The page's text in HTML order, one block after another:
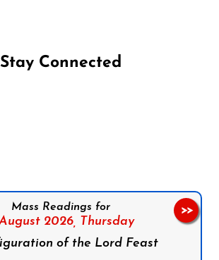
Stay Connected
Mass Readings for
2026,
Thursday
of the Lord Feast
>>